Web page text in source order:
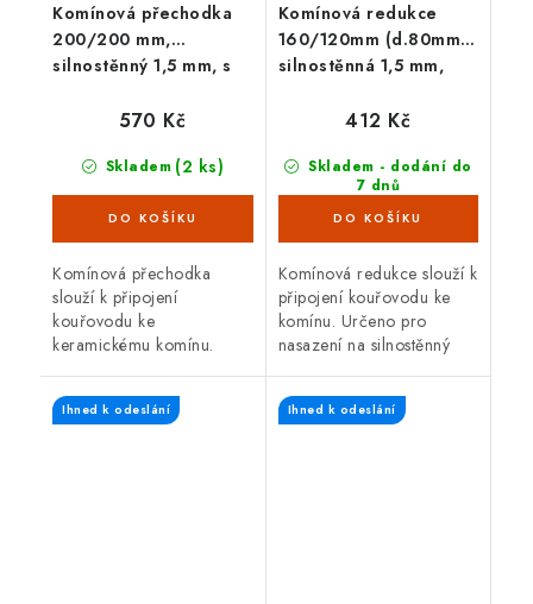
Komínová přechodka
200/200 mm,
silnostěnný 1,5 mm, s
Skladem (2 ks)
570 Kč
Komínová přechodka
slouží k připojení
kouřovodu ke
keramickému komínu.
silnostěnný kouřovod o
průměru 200 mm. Průměr
Komínová redukce
160/120mm (d.80mm),,
silnostěnná 1,5 mm,
Skladem - dodání do
7 dnů
(85 ks)
412 Kč
Komínová redukce slouží k
připojení kouřovodu ke
komínu. Určeno pro
nasazení na silnostěnný
mm. Průměr komína 160
mm. Délka redukce 80
Ihned k odeslání Ihned k odeslání